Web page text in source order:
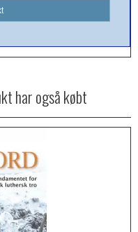
har også købt